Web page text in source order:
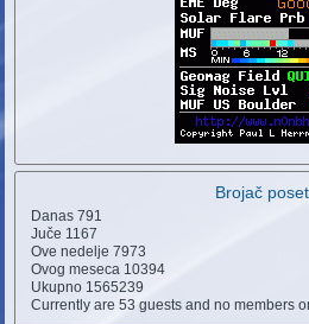
Brojač
Danas791
Juče 1167
Ove nedelje7973
Ovog meseca 10394
Ukupno 1565239
Currently are 53 guests and no members